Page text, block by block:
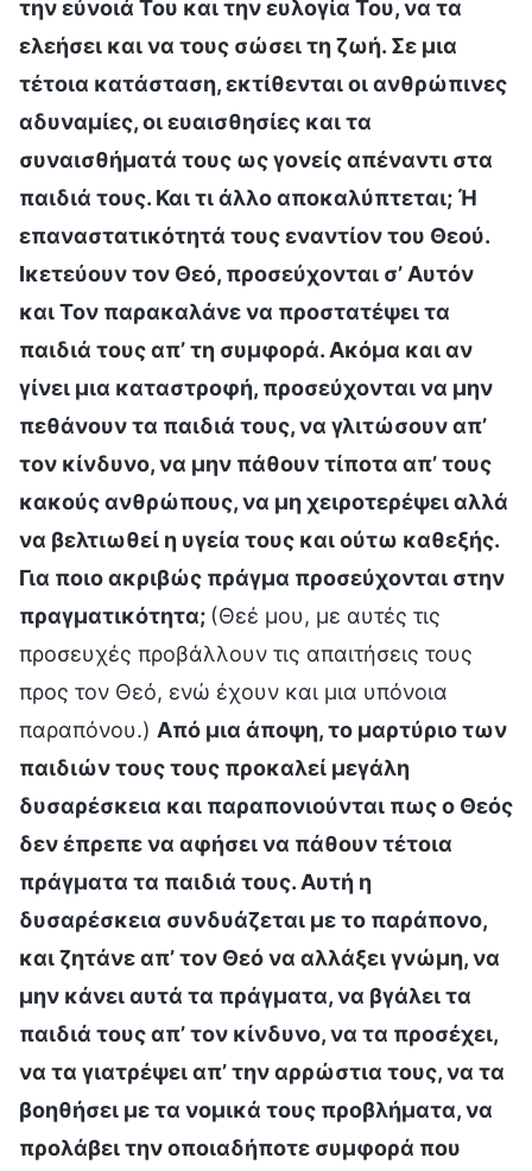
την εύνοιά Του και την ευλογία Του, να τα
ελεήσει και να τους σώσει τη ζωή. Σε μια
τέτοια κατάσταση, εκτίθενται οι ανθρώπινες
αδυναμίες, οι ευαισθησίες και τα
συναισθήματά τους ως γονείς απέναντι στα
παιδιά τους. Και τι άλλο αποκαλύπτεται; Ή
επαναστατικότητά τους εναντίον του Θεού.
Ικετεύουν τον Θεό, προσεύχονται σ’ Αυτόν
και Τον παρακαλάνε να προστατέψει τα
παιδιά τους απ’ τη συμφορά. Ακόμα και αν
γίνει μια καταστροφή, προσεύχονται να μην
πεθάνουν τα παιδιά τους, να γλιτώσουν απ’
τον κίνδυνο, να μην πάθουν τίποτα απ’ τους
κακούς ανθρώπους, να μη χειροτερέψει αλλά
να βελτιωθεί η υγεία τους και ούτω καθεξής.
Για ποιο ακριβώς πράγμα προσεύχονται στην
πραγματικότητα; (Θεέ μου, με αυτές τις
προσευχές προβάλλουν τις απαιτήσεις τους
προς τον Θεό, ενώ έχουν και μια υπόνοια
παραπόνου.) Από μια άποψη, το μαρτύριο των
παιδιών τους τους προκαλεί μεγάλη
δυσαρέσκεια και παραπονιούνται πως ο Θεός
δεν έπρεπε να αφήσει να πάθουν τέτοια
πράγματα τα παιδιά τους. Αυτή η
δυσαρέσκεια συνδυάζεται με το παράπονο,
και ζητάνε απ’ τον Θεό να αλλάξει γνώμη, να
μην κάνει αυτά τα πράγματα, να βγάλει τα
παιδιά τους απ’ τον κίνδυνο, να τα προσέχει,
να τα γιατρέψει απ’ την αρρώστια τους, να τα
βοηθήσει με τα νομικά τους προβλήματα, να
προλάβει την οποιαδήποτε συμφορά που